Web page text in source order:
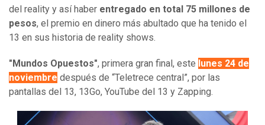
del reality y así haber entregado en total 75 millones de
pesos, el premio en dinero más abultado que ha tenido el
13 en sus historia de reality shows.
"Mundos Opuestos", primera gran final, este lunes 24 de
noviembre después de “Teletrece central”, por las
pantallas del 13, 13Go, YouTube del 13 y Zapping.